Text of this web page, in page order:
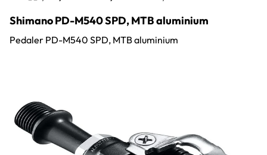
Shimano PD-M540 SPD, MTB aluminium
Pedaler PD-M540 SPD, MTB aluminium